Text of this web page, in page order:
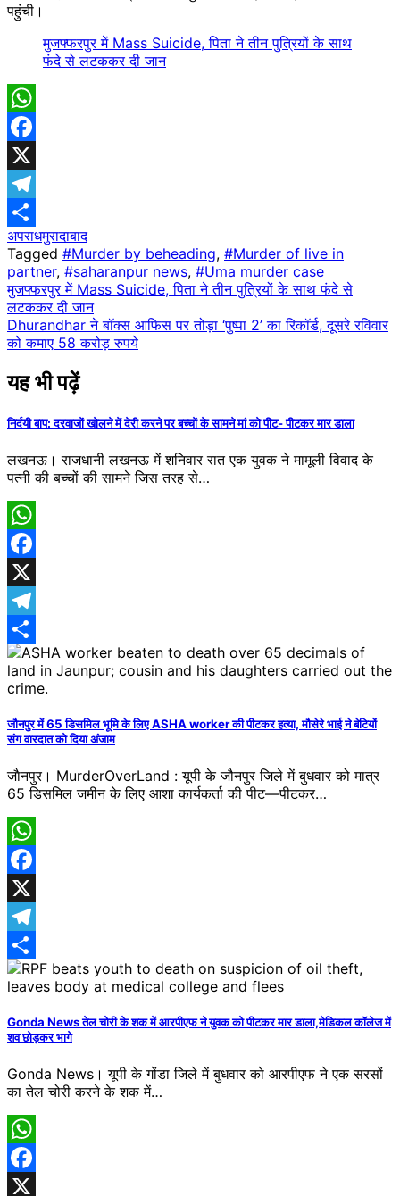
पहुंची।
मुजफ्फरपुर में Mass Suicide, पिता ने तीन पु​त्रियों के साथ
फंदे से लटककर दी जान
WhatsApp
Facebook
X
Telegram
Share
अपराधमुरादाबाद
Tagged #Murder by beheading, #Murder of live in
partner, #saharanpur news, #Uma murder case
Post
navigation
मुजफ्फरपुर में Mass Suicide, पिता ने तीन पु​त्रियों के साथ फंदे से
लटककर दी जान
Dhurandhar ने बॉक्स आफिस पर तोड़ा ‘पुष्पा 2’ का रिकॉर्ड, दूसरे रविवार
को कमाए 58 करोड़ रुपये
यह भी पढ़ें
निर्दयी बाप: दरवाजों खोलने में देरी करने पर बच्चों के सामने मां को पीट- पीटकर मार डाला
लखनऊ। राजधानी लखनऊ में शनिवार रात एक युवक ने मामूली विवाद के
पत्नी की बच्चों की सामने​ जिस तरह से…
WhatsApp
Facebook
X
Telegram
Share
जौनपुर में 65 डिसमिल भूमि के लिए ASHA worker की पीटकर हत्या, मौसेरे भाई ने बेटियों
संग वारदात को दिया अंजाम
जाैनपुर। MurderOverLand : यूपी के जौनपुर जिले में बुधवार को मात्र
65 डिसमिल जमीन के लिए आशा कार्यकर्ता की पीट—पीटकर…
WhatsApp
Facebook
X
Telegram
Share
Gonda News तेल चोरी के शक में आरपीएफ ने युवक को पीटकर मार डाला,मेडिकल कॉलेज में
शव छोड़कर भागे
Gonda News। यूपी के गोंडा जिले में बुधवार को आरपीएफ ने एक सरसों
का तेल चोरी करने के शक में…
WhatsApp
Facebook